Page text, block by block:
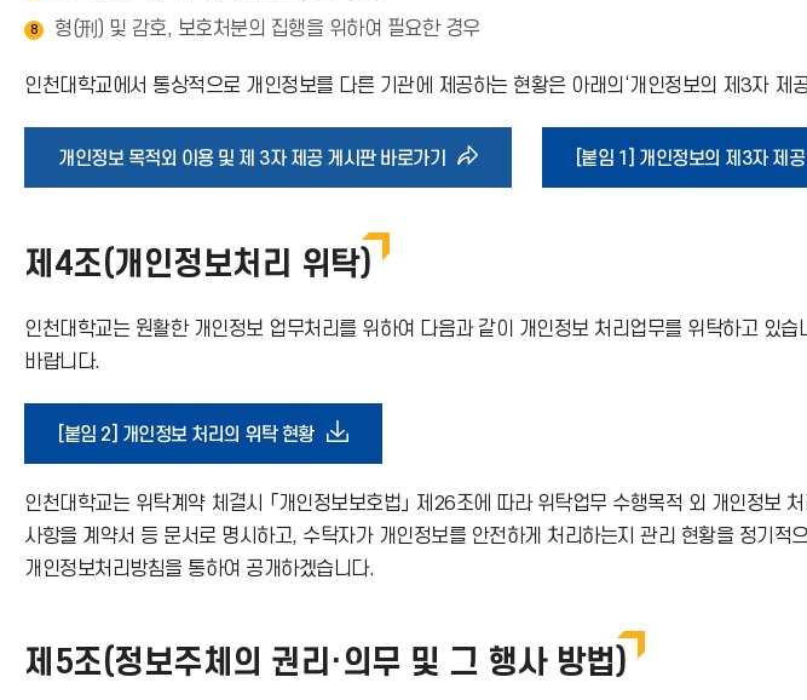
8 형(刑) 및 감호, 보호처분의 집행을 위하여 필요한 경우
인천대학교에서 통상적으로 개인정보를 다른 기관에 제공하는 현황은 아래의‘개인정보의 제3자 제
개인정보 목적외 이용 및 제 3자 제공 게시판 바로가기 바
기
콘
[붙임 1] 개인정보의 제3자 제
제4조(개인정보처리 위탁)
인천대학교는 원활한 개인정보 업무처리를 위하여 다음과 같이 개인정보 처리업무를 위탁하고 있
바랍니다.
[붙임 2] 개인정보 처리의 위탁 현황다
운
로
아
인천대학교는 위탁계약 체결시 「개인정보보호법」 제26조에 따라 위탁업무 수행목적 외 개인정
사항을 계약서 등 문서로 명시하고, 수탁자가 개인정보를 안전하게 처리하는지 관리 현황을 정기
개인정보처리방침을 통하여 공개하겠습니다.
제5조(정보주체의 권리·의무 및 그 행사 방법)